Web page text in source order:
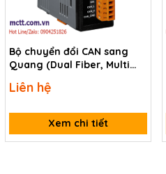
Bộ chuyển đổi CAN sang
Quang (Dual Fiber, Multi
2533-UTA CR
Liên hệ
Xem chi tiết